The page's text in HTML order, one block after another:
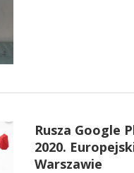
Rusza Google
2020.
Warszawie